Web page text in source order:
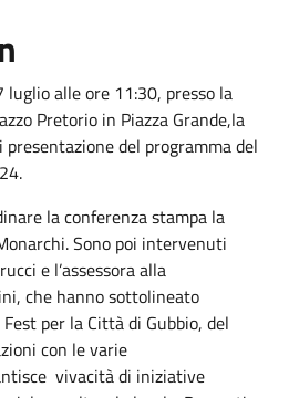
alle ore 11:30, presso la
Pretorio in Piazza Grande,la
del programma del
la conferenza stampa la
Sono poi intervenuti
e l’assessora alla
che hanno sottolineato
Fest per la Città di Gubbio, del
con le varie
vivacità di iniziative